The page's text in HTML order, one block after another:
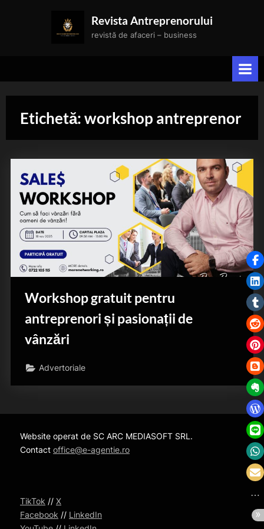
Revista Antreprenorului
revistă de afaceri – business
Etichetă:workshop antreprenor
Workshop gratuit pentru
antreprenori și pasionații de
vânzări
Advertoriale
Website operat de SC ARC MEDIASOFT SRL.
Contact office@e-agentie.ro
TikTok // X
Facebook // LinkedIn